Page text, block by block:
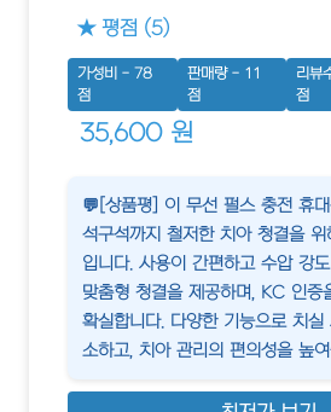
★ 평점 (5)
가성비 - 78
점
판매량 - 11
점
리뷰
점
35,600 원
💬[상품평] 이 무선 펄스 충전 휴
석구석까지 철저한 치아 청결을
입니다. 사용이 간편하고 수압 강
맞춤형 청결을 제공하며, KC 인증
확실합니다. 다양한 기능으로 치실
소하고, 치아 관리의 편의성을 높